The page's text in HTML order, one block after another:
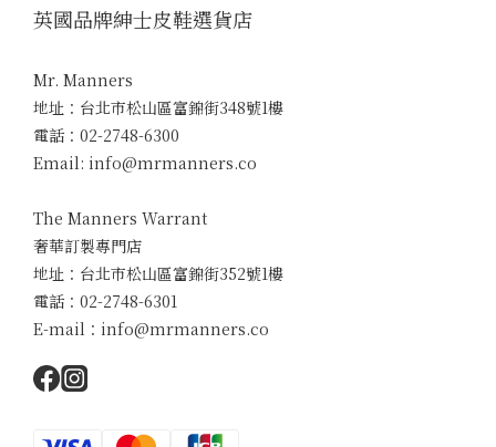
英國品牌紳士皮鞋選貨店
Mr. Manners
地址：台北市松山區富錦街348號1樓
電話：02-2748-6300
Email: info@mrmanners.co
The Manners Warrant
奢華訂製專門店
地址：台北市松山區富錦街352號1樓
電話：02-2748-6301
E-mail：info@mrmanners.co